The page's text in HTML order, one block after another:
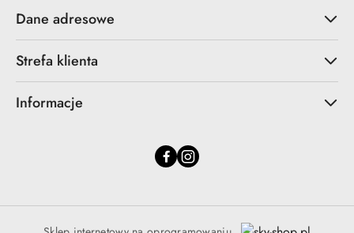
Dane adresowe
Strefa klienta
Informacje